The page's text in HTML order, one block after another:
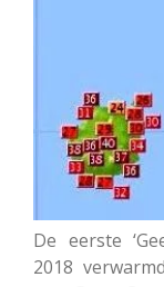
De eerste
2018